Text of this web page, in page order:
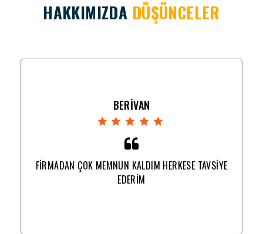
HAKKIMIZDA DÜŞÜNCELER
BERİVAN
FİRMADAN ÇOK MEMNUN KALDIM HERKESE TAVSİYE
EDERİM